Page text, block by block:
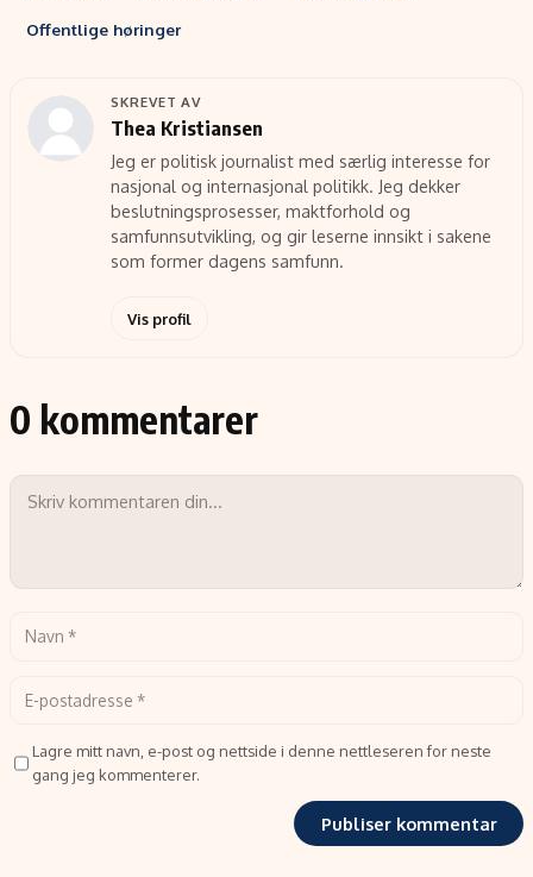
Offentlige høringer
SKREVET AV
Thea Kristiansen
Jeg er politisk journalist med særlig interesse for
nasjonal og internasjonal politikk. Jeg dekker
beslutningsprosesser, maktforhold og
samfunnsutvikling, og gir leserne innsikt i sakene
som former dagens samfunn.
Vis profil
0 kommentarer
Lagre mitt navn, e-post og nettside i denne nettleseren for neste
gang jeg kommenterer.